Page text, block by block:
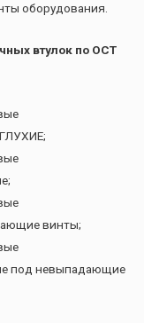
оборудования.
втулок по ОСТ
винты;
под невыпадающие